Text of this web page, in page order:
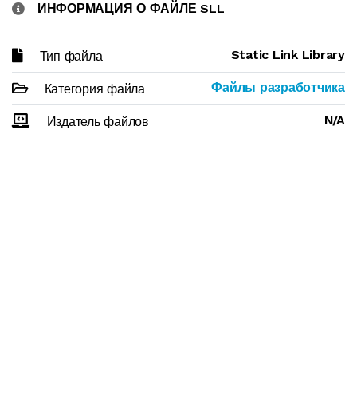
ИНФОРМАЦИЯ О ФАЙЛЕ SLL
Тип файла Static Link Library
Категория файла Файлы разработчика
Издатель файлов N/A